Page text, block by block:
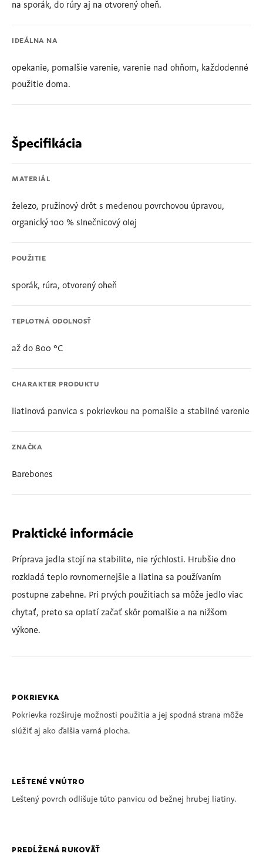
na sporák, do rúry aj na otvorený oheň.
IDEÁLNA NA
opekanie, pomalšie varenie, varenie nad ohňom, každodenné
použitie doma.
Špecifikácia
MATERIÁL
železo, pružinový drôt s medenou povrchovou úpravou,
organický 100 % slnečnicový olej
POUŽITIE
sporák, rúra, otvorený oheň
TEPLOTNÁ ODOLNOSŤ
až do 800 °C
CHARAKTER PRODUKTU
liatinová panvica s pokrievkou na pomalšie a stabilné varenie
ZNAČKA
Barebones
Praktické informácie
Príprava jedla stojí na stabilite, nie rýchlosti. Hrubšie dno
rozkladá teplo rovnomernejšie a liatina sa používaním
postupne zabehne. Pri prvých použitiach sa môže jedlo viac
chytať, preto sa oplatí začať skôr pomalšie a na nižšom
výkone.
POKRIEVKA
Pokrievka rozširuje možnosti použitia a jej spodná strana môže
slúžiť aj ako ďalšia varná plocha.
LEŠTENÉ VNÚTRO
Leštený povrch odlišuje túto panvicu od bežnej hrubej liatiny.
PREDĹŽENÁ RUKOVÄŤ